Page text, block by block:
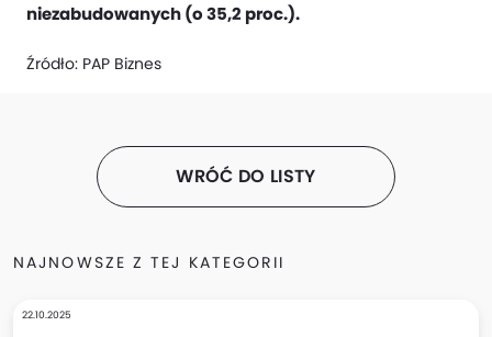
niezabudowanych (o 35,2 proc.).
Źródło: PAP Biznes
WRÓĆ DO LISTY
NAJNOWSZE Z TEJ KATEGORII
22.10.2025